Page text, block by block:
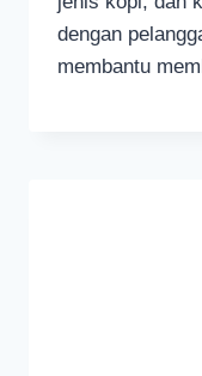
dengan
membantu